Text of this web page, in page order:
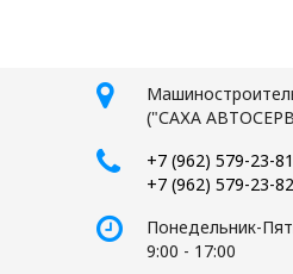
("САХА
+7 (962) 579-23-81
+7 (962) 579-23-82
Понедельник-
9:00 - 17:00